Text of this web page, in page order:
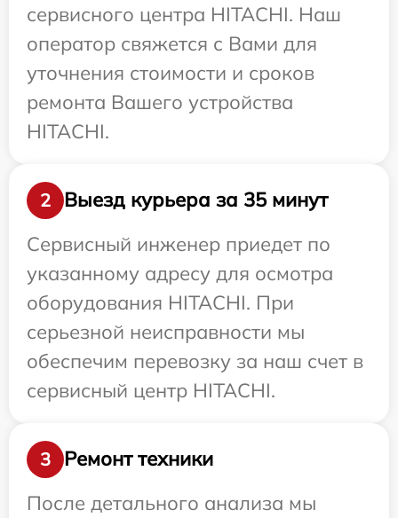
сервисного центра HITACHI. Наш
оператор свяжется с Вами для
уточнения стоимости и сроков
ремонта Вашего устройства
HITACHI.
2
Выезд курьера за 35 минут
Сервисный инженер приедет по
указанному адресу для осмотра
оборудования HITACHI. При
серьезной неисправности мы
обеспечим перевозку за наш счет в
сервисный центр HITACHI.
3
Ремонт техники
После детального анализа мы